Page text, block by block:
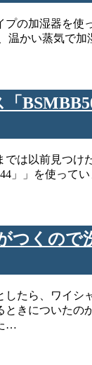
の加湿器を使
温かい蒸気で加
は以前見つけ
」」を使って
つくので
たら、ワイシ
きについたの
…